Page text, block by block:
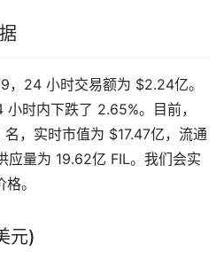
24 小时交易额为 $2.24亿。
时内下跌了 2.65%。目前，
，实时市值为 $17.47亿，流通
应量为 19.62亿 FIL。我们会实
。
元)